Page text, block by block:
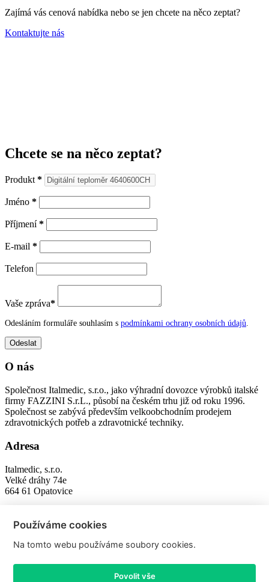
Zajímá vás cenová nabídka nebo se jen chcete na něco zeptat?
Kontaktujte nás
Chcete se na něco zeptat?
Produkt *
Jméno *
Příjmení*
E-mail *
Telefon
Vaše zpráva*
Odesláním formuláře souhlasím s podmínkami ochrany osobních údajů
O nás
Společnost Italmedic, s.r.o., jako výhradní dovozce výrobků italské
firmy FAZZINI S.r.L., působí na českém trhu již od roku 1996.
Společnost se zabývá především velkoobchodním prodejem
zdravotnických potřeb a zdravotnické techniky.
Adresa
Italmedic, s.r.o.
Velké dráhy 74e
664 61 Opatovice
+420 547 422 600
Fazzini.cz
Používáme cookies
Na tomto webu používáme soubory cookies.
Povolit vše